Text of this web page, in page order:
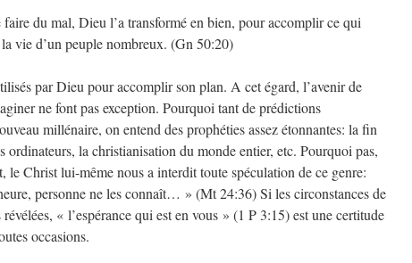
du mal, Dieu l’a transformé en bien, pour accomplir ce qui
vie d’un peuple nombreux. (Gn 50:20)
par Dieu pour accomplir son plan. A cet égard, l’avenir de
ne font pas exception. Pourquoi tant de prédictions
millénaire, on entend des prophéties assez étonnantes: la fin
ordinateurs, la christianisation du monde entier, etc. Pourquoi pas,
le Christ lui-même nous a interdit toute spéculation de ce genre:
personne ne les connaît… » (Mt 24:36) Si les circonstances de
« l’espérance qui est en vous » (1 P 3:15) est une certitude
occasions.